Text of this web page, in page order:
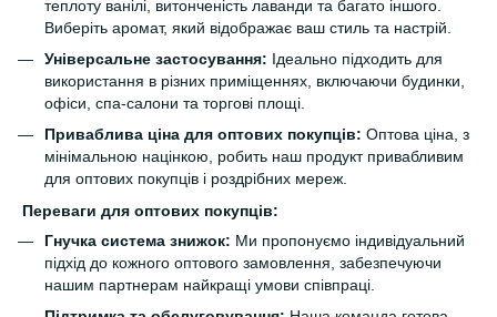
теплоту ванілі, витонченість лаванди та багато іншого.
Виберіть аромат, який відображає ваш стиль та настрій.
Універсальне застосування: Ідеально підходить для
використання в різних приміщеннях, включаючи будинки,
офіси, спа-салони та торгові площі.
Приваблива ціна для оптових покупців: Оптова ціна, з
мінімальною націнкою, робить наш продукт привабливим
для оптових покупців і роздрібних мереж.
Переваги для оптових покупців:
Гнучка система знижок: Ми пропонуємо індивідуальний
підхід до кожного оптового замовлення, забезпечуючи
нашим партнерам найкращі умови співпраці.